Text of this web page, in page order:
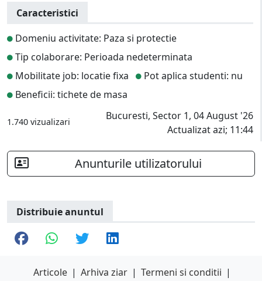
Caracteristici
Domeniu activitate: Paza si protectie
Tip colaborare: Perioada nedeterminata
Mobilitate job: locatie fixa
Pot aplica studenti: nu
Beneficii: tichete de masa
1.740 vizualizari
Bucuresti, Sector 1, 04 August '26
Actualizat azi; 11:44
Anunturile utilizatorului
Distribuie anuntul
Articole | Arhiva ziar | Termeni si conditii |